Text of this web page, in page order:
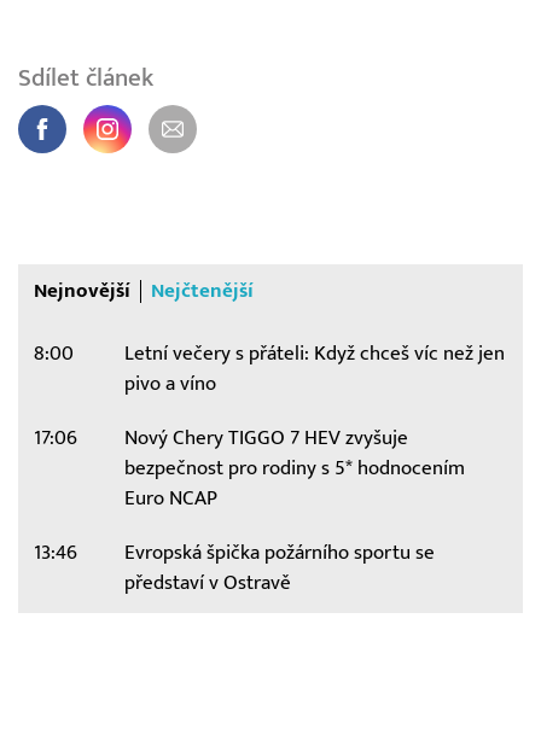
Sdílet článek
Nejnovější Nejčtenější
8:00
Letní večery s přáteli: Když chceš víc než jen
pivo a víno
17:06
Nový Chery TIGGO 7 HEV zvyšuje
bezpečnost pro rodiny s 5* hodnocením
Euro NCAP
13:46
Evropská špička požárního sportu se
představí v Ostravě